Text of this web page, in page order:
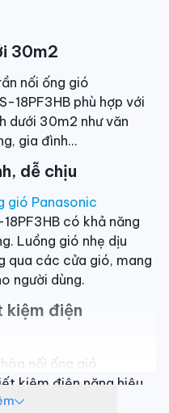
30m2
nối ống gió
18PF3HB phù hợp với
dưới 30m2 như văn
gia đình…
dễ chịu
gió Panasonic
có khả năng
Luồng gió nhẹ dịu
qua các cửa gió, mang
người dùng.
kiệm điện
nối ống gió
kiệm điện năng hiệu
quay của máy nén